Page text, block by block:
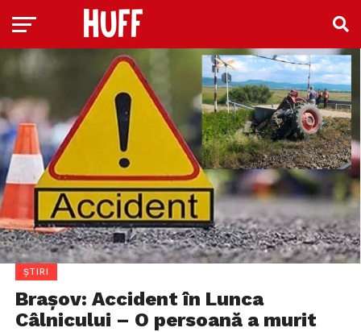
ȘTIRI
Brașov: Accident în Lunca
Câlnicului – O persoană a murit